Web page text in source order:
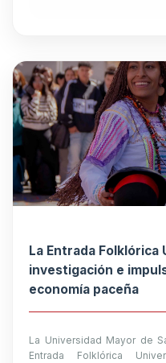
La Entrada
investigación e
economía paceña
La Universidad Mayor de
Entrada Folklórica